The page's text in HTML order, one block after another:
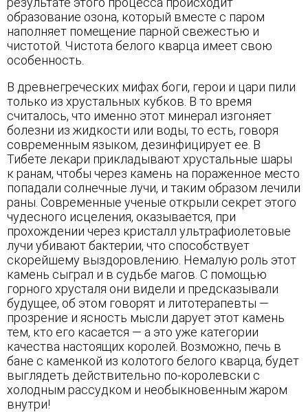
образование озона, который вместе с паром
наполняет помещение парной свежестью и
чистотой. Чистота белого кварца имеет свою
особенность.
В древнегреческих мифах боги, герои и цари пили
только из хрустальных кубков. В то время
считалось, что именно этот минерал изгоняет
болезни из жидкости или воды, то есть, говоря
современным языком, дезинфицирует ее. В
Тибете лекари прикладывают хрустальные шары
к ранам, чтобы через камень на пораженное место
попадали солнечные лучи, и таким образом лечили
раны. Современные ученые открыли секрет этого
чудесного исцеления, оказывается, при
прохождении через кристалл ультрафиолетовые
лучи убивают бактерии, что способствует
скорейшему выздоровлению. Немалую роль этот
камень сыграл и в судьбе магов. С помощью
горного хрусталя они видели и предсказывали
будущее, об этом говорят и литотерапевты —
прозрение и ясность мысли дарует этот камень
тем, кто его касается — а это уже категории
качества настоящих королей. Возможно, печь в
бане с каменкой из колотого белого кварца, будет
выглядеть действительно по-королевски с
холодным рассудком и необыкновенным жаром
внутри!